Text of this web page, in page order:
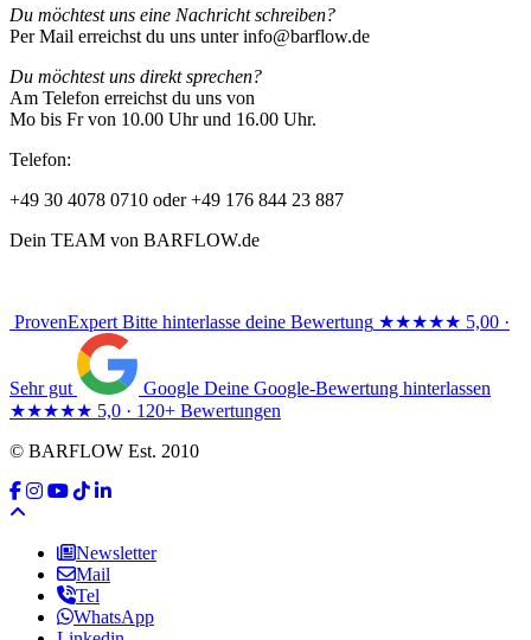
Du möchtest uns eine Nachricht schreiben?
Per Mail erreichst du uns unter info@barflow.de
Du möchtest uns direkt sprechen?
Am Telefon erreichst du uns von
Mo bis Fr von 10.00 Uhr und 16.00 Uhr.
Telefon:
+49 30 4078 0710 oder +49 176 844 23 887
Dein TEAM von BARFLOW.de
ProvenExpert Bitte hinterlasse deine Bewertung ★★★★★ 5,00 ·
Sehr gut Google Deine Google-Bewertung hinterlassen
★★★★★ 5,0 · 120+ Bewertungen
© BARFLOW Est. 2010
Newsletter
Mail
Tel
WhatsApp